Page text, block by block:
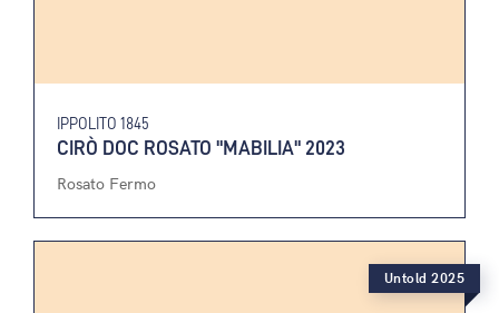
IPPOLITO 1845
CIRÒ DOC ROSATO "MABILIA" 2023
Rosato Fermo
Untold 2025